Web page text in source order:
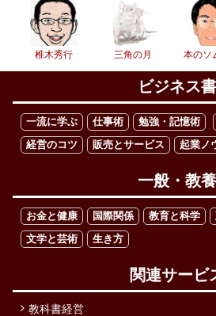
椎木秀行 三角の月 本のソ
ビジネス書
一流に学ぶ 仕事術 勉強・記憶術
経営のコツ
販売とサービス 起業ノ
一般・教養
お金と健康 国際関係 教育と科学
文学と芸術
生き方
関連サービ
教科書経営